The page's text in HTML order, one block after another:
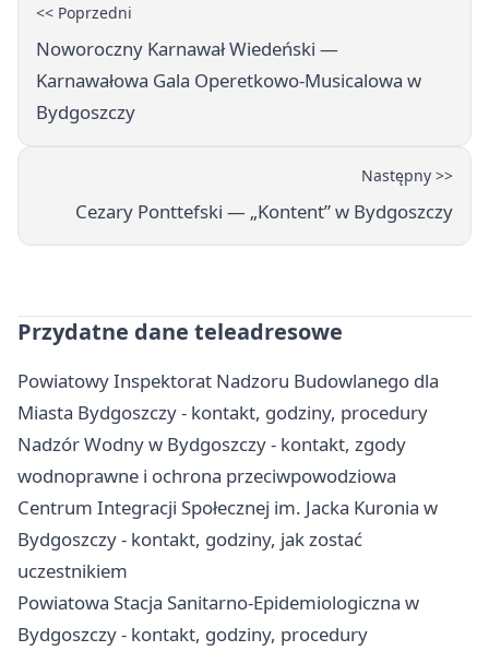
<< Poprzedni
Noworoczny Karnawał Wiedeński —
Karnawałowa Gala Operetkowo-Musicalowa w
Bydgoszczy
Następny >>
Cezary Ponttefski — „Kontent” w Bydgoszczy
Przydatne dane teleadresowe
Powiatowy Inspektorat Nadzoru Budowlanego dla
Miasta Bydgoszczy - kontakt, godziny, procedury
Nadzór Wodny w Bydgoszczy - kontakt, zgody
wodnoprawne i ochrona przeciwpowodziowa
Centrum Integracji Społecznej im. Jacka Kuronia w
Bydgoszczy - kontakt, godziny, jak zostać
uczestnikiem
Powiatowa Stacja Sanitarno-Epidemiologiczna w
Bydgoszczy - kontakt, godziny, procedury